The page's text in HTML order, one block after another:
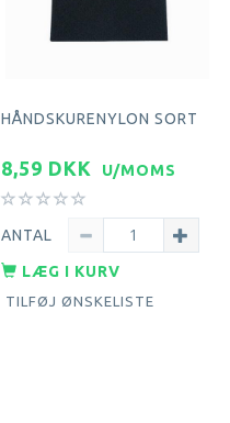
HÅNDSKURENYLON SORT
8,59 DKK U/MOMS
ANTAL
LÆG I KURV
TILFØJ ØNSKELISTE